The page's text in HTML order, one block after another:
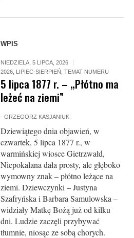
WPIS
NIEDZIELA, 5 LIPCA, 2026
2026 LIPIEC-SIERPIEŃ ,TEMAT NUMERU
5 lipca 1877 r. – „Płótno ma
leżeć na ziemi”
-GRZEGORZ KASJANIUK
Dziewiątego dnia objawień, w
czwartek, 5 lipca 1877 r., w
warmińskiej wiosce Gietrzwałd,
Niepokalana dała prosty, ale głęboko
wymowny znak – płótno leżące na
ziemi. Dziewczynki – Justyna
Szafryńska i Barbara Samulowska –
widziały Matkę Bożą już od kilku
dni. Ludzie zaczęli przybywać
tłumnie, niosąc ze sobą chorych.